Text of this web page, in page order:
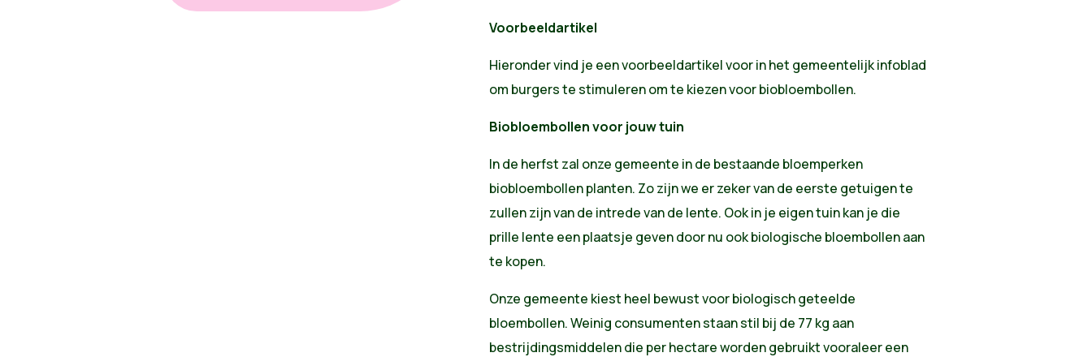
Voorbeeldartikel
Hieronder vind je een voorbeeldartikel voor in het gemeentelijk infoblad
om burgers te stimuleren om te kiezen voor biobloembollen.
Biobloembollen voor jouw tuin
In de herfst zal onze gemeente in de bestaande bloemperken
biobloembollen planten. Zo zijn we er zeker van de eerste getuigen te
zullen zijn van de intrede van de lente. Ook in je eigen tuin kan je die
prille lente een plaatsje geven door nu ook biologische bloembollen aan
te kopen.
Onze gemeente kiest heel bewust voor biologisch geteelde
bloembollen. Weinig consumenten staan stil bij de 77 kg aan
bestrijdingsmiddelen die per hectare worden gebruikt vooraleer een